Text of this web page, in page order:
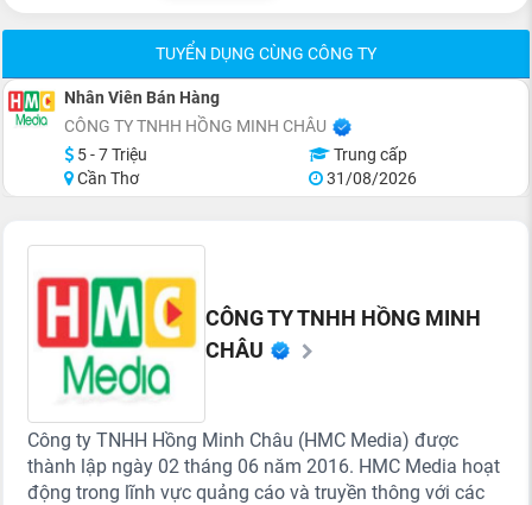
TUYỂN DỤNG CÙNG CÔNG TY
Nhân Viên Bán Hàng
CÔNG TY TNHH HỒNG MINH CHÂU
5 - 7 Triệu
Trung cấp
Cần Thơ
31/08/2026
CÔNG TY TNHH HỒNG MINH
CHÂU
Công ty TNHH Hồng Minh Châu (HMC Media) được
thành lập ngày 02 tháng 06 năm 2016. HMC Media hoạt
động trong lĩnh vực quảng cáo và truyền thông với các